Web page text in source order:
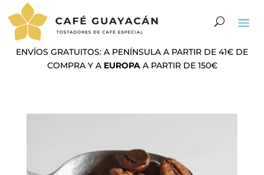
ENVÍOS GRATUITOS: A PENÍNSULA A PARTIR DE 41€ DE
COMPRA Y A EUROPAA PARTIR DE 150€